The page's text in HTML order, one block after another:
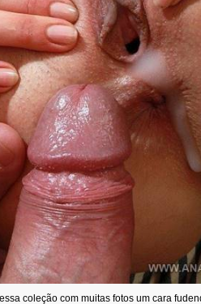
coleção com muitas fotos um cara